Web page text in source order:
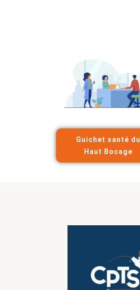
Guichet santé du
Haut Bocage